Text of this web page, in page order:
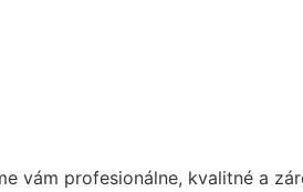
vám profesionálne, kvalitné a